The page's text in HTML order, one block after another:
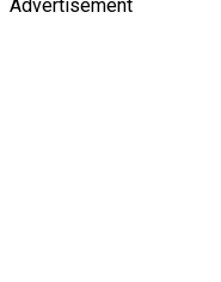
Advertisement